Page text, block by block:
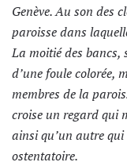
Genève. Au son des
paroisse dans
La moitié des bancs,
d’une foule colorée,
membres de la
croise un regard qui
ainsi qu’un autre qui
ostentatoire.